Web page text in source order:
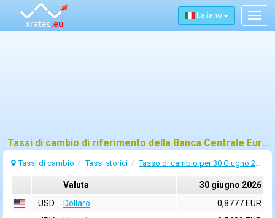
Italiano
Tassi di cambio di riferimento della Banca Centrale Europea (BCE) per 30 giugno 2026
Tassi di cambio Tassi storici Tasso di cambio per 30 Giugno 2026
Valuta
30 giugno 2026
USD
Dollaro
0,8777 EUR